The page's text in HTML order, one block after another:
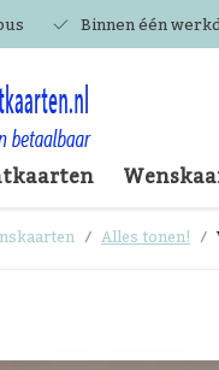
Binnen één
Alles tonen!